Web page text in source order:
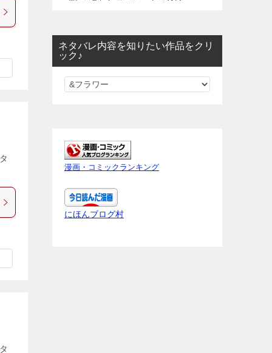
ネタバレ内容を知りたい作品をクリ
ック♪
ネ
内
容
を
知
り
た
漫画・コミックランキング
にほんブログ村